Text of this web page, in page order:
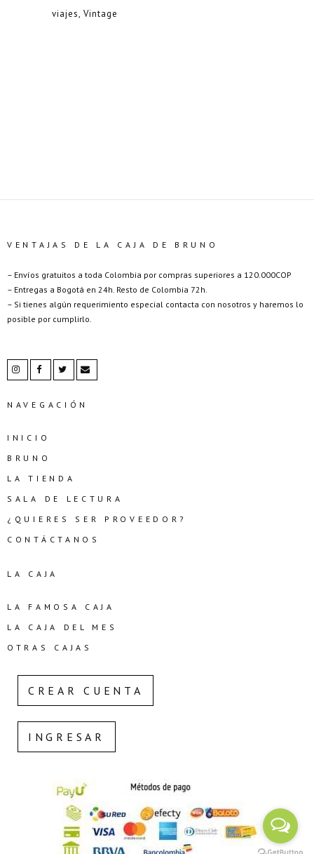
viajes Vintage
VENTAJAS DE LA CAJA DE BRUNO
– Envíos gratuitos a toda Colombia por compras superiores a 120.000COP
– Entregas a Bogotá en 24h. Resto de Colombia 72h.
– Si tienes algún requerimiento especial contacta con nosotros y haremos lo
posible por cumplirlo.
NAVEGACIÓN
INICIO
BRUNO
LA TIENDA
SALA DE LECTURA
¿QUIERES SER PROVEEDOR?
CONTÁCTANOS
LA CAJA
LA FAMOSA CAJA
LA CAJA DEL MES
OTRAS CAJAS
CREAR CUENTA
INGRESAR